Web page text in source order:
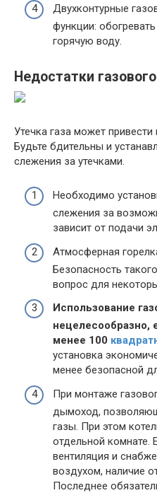
Двухконтурные
функции:
горячую воду.
Недостатки
Утечка газа может
Будьте бдительны и
слежения за утечками.
Необходимо
слежения за
зависит от подачи
Атмосферная
Безопасность
вопрос для
Использование
менее 100
установка
менее безопасной
При монтаже
дымоход,
газы. При этом
отдельной комнате.
вентиляция и
воздухом, наличие
Последнее